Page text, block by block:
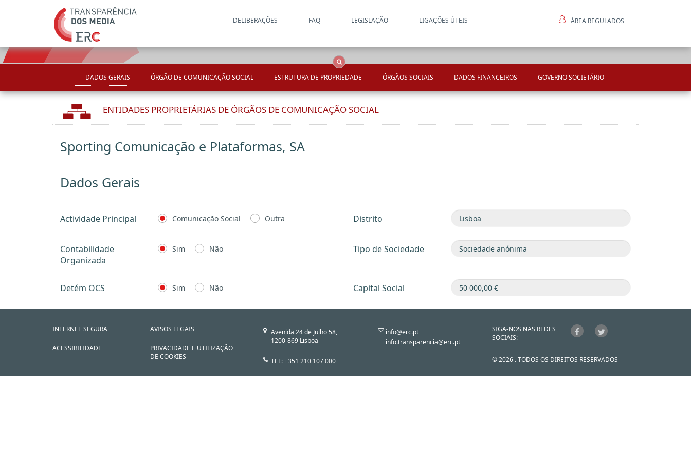
DELIBERAÇÕES FAQ LEGISLAÇÃO LIGAÇÕES ÚTEIS ÁREA REGULADOS
DADOS GERAIS ÓRGÃO DE COMUNICAÇÃO SOCIAL ESTRUTURA DE PROPRIEDADE ÓRGÃOS SOCIAIS DADOS FINANCEIROS GOVERNO SOCIETÁRIO
ENTIDADES PROPRIETÁRIAS DE ÓRGÃOS DE COMUNICAÇÃO SOCIAL
Sporting Comunicação e Plataformas, SA
Dados Gerais
Actividade Principal Comunicação Social Outra Distrito
Contabilidade
Organizada
Sim Não Tipo de Sociedade
Detém OCS Sim Não Capital Social
INTERNET SEGURA
ACESSIBILIDADE
AVISOS LEGAIS
PRIVACIDADE E UTILIZAÇÃO
DE COOKIES
Avenida 24 de Julho 58,
1200-869 Lisboa
TEL: +351 210 107 000
info@erc.pt
info.transparencia@erc.pt
SIGA-NOS NAS REDES
SOCIAIS:
© 2026 . TODOS OS DIREITOS RESERVADOS